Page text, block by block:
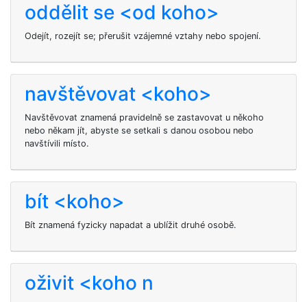
oddělit se <od koho>
Odejít, rozejít se; přerušit vzájemné vztahy nebo spojení.
navštěvovat <koho>
Navštěvovat znamená pravidelně se zastavovat u někoho
nebo někam jít, abyste se setkali s danou osobou nebo
navštívili místo.
bít <koho>
Bít znamená fyzicky napadat a ublížit druhé osobě.
oživit <koho n